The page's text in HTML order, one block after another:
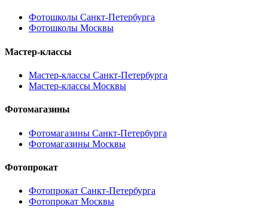
Фотошколы Санкт-Петербурга
Фотошколы Москвы
Мастер-классы
Мастер-классы Санкт-Петербурга
Мастер-классы Москвы
Фотомагазины
Фотомагазины Санкт-Петербурга
Фотомагазины Москвы
Фотопрокат
Фотопрокат Санкт-Петербурга
Фотопрокат Москвы